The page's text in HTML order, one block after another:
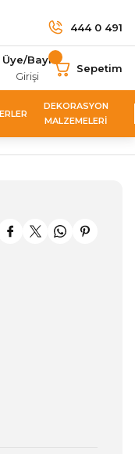
444 0 491
Üye/Bayi
Girişi
Sepetim
DEKORASYON
MALZEMELERİ